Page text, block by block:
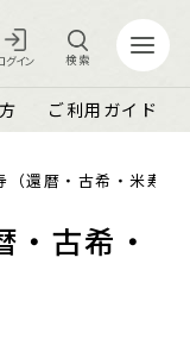
ご利用ガイド
検索
グイン
ログイン
（還暦・古希・米寿な
古希・